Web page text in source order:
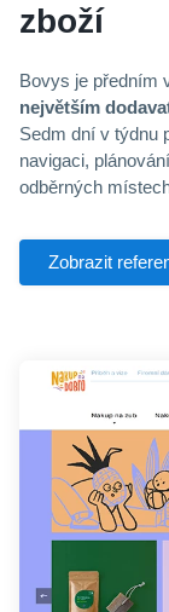
zboží
Bovys je předním
největším
Sedm dní v týdnu
navigaci,
odběrných
Zobrazit